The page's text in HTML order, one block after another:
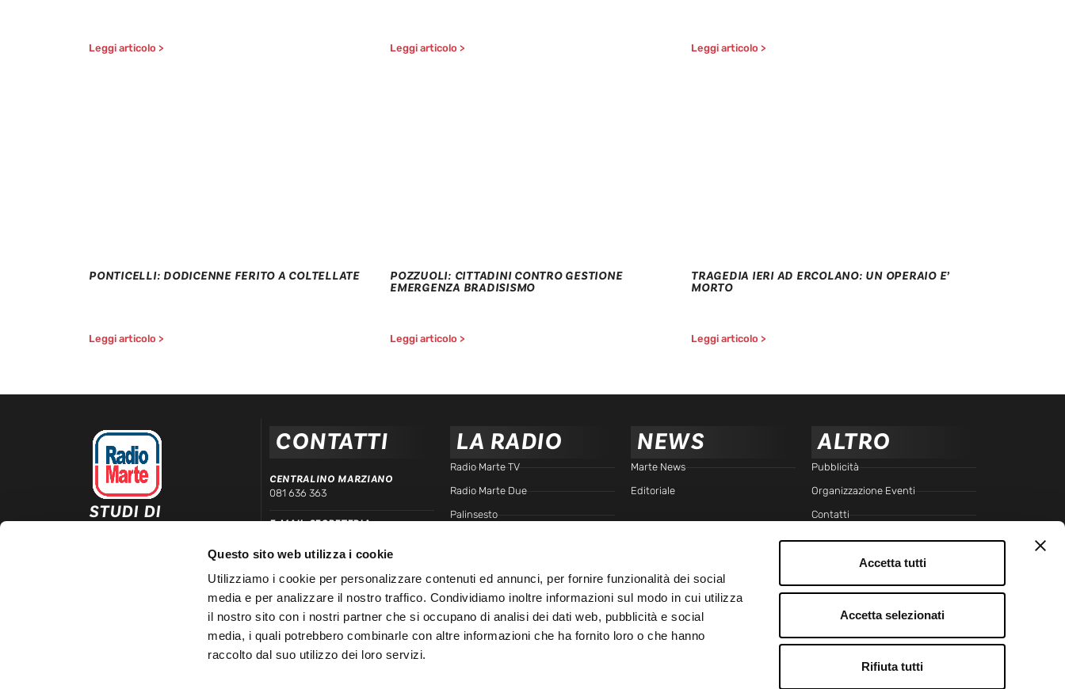
Questo sito web utilizza i cookie
Utilizziamo i cookie per personalizzare contenuti ed annunci, per fornire funzionalità dei social
media e per analizzare il nostro traffico. Condividiamo inoltre informazioni sul modo in cui utilizza
il nostro sito con i nostri partner che si occupano di analisi dei dati web, pubblicità e social
media, i quali potrebbero combinarle con altre informazioni che ha fornito loro o che hanno
raccolto dal suo utilizzo dei loro servizi.
Accetta tutti
Accetta selezionati
Rifiuta tutti
Leggi articolo > Leggi articolo > Leggi articolo >
PONTICELLI: DODICENNE FERITO A COLTELLATE
Leggi articolo >
POZZUOLI: CITTADINI CONTRO GESTIONE
EMERGENZA BRADISISMO
Leggi articolo >
TRAGEDIA IERI AD ERCOLANO: UN OPERAIO E’
MORTO
Leggi articolo >
STUDI DI
Via Comunale Tavernola, 166/b
CONTATTI
CENTRALINO MARZIANO
081 636 363
E-MAIL SEGRETERIA
339 666 99 90
LINEA COMMERCIALE
LA RADIO
Radio Marte TV
Radio Marte Due
Palinsesto
Podcast - Brain Station
Podcast - Gente di Marte
Marte Replay
NEWS
Marte News
Editoriale
ALTRO
Pubblicità
Organizzazione Eventi
Contatti
Cookie Policy
Privacy Policy
Trasparenza
SEGUICI SU
Instagram
Facebook